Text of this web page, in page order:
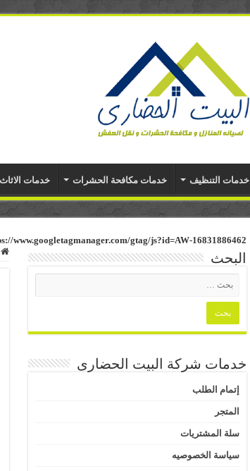
خدمات التنظيف خدمات مكافحة الحشرات خدمات
www.googletagmanager.com/gtag/js?id=AW-16831886462
البحث
خدمات شركة البيت الحضارى
إتمام الطلب
المتجر
سلة المشتريات
سياسة الخصوصيه